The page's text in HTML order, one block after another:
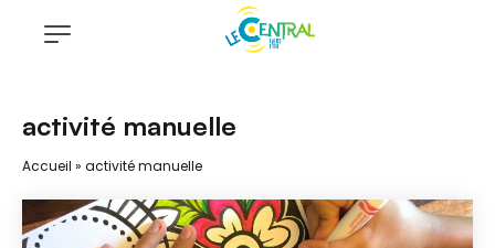
activité manuelle
Accueil » activité manuelle